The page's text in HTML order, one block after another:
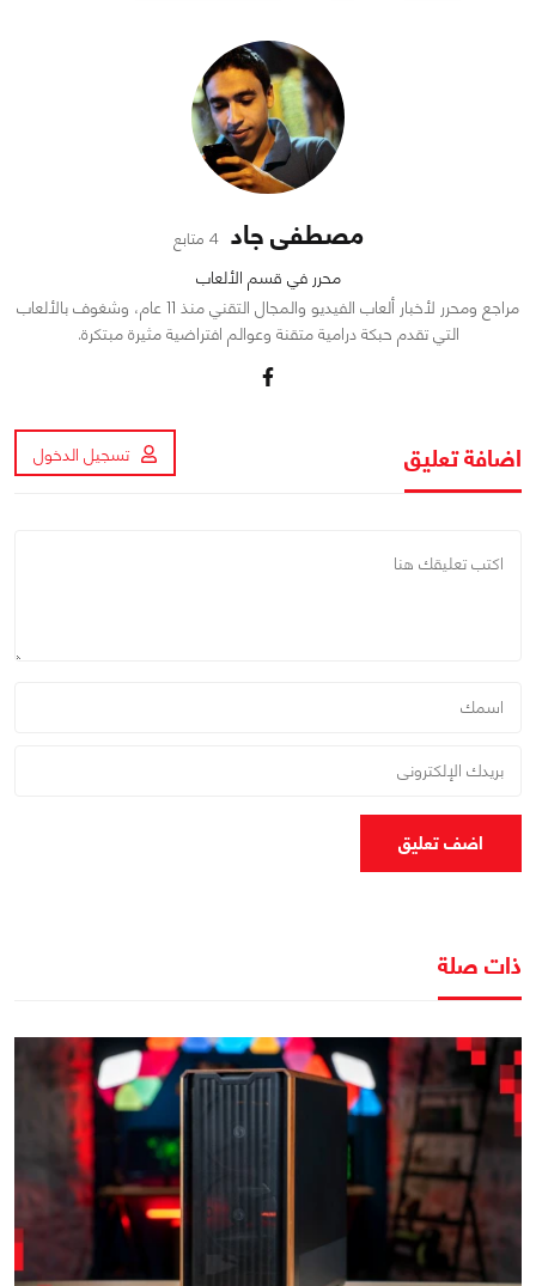
مصطفى جاد 4 متابع
محرر في قسم الألعاب
مراجع ومحرر لأخبار ألعاب الفيديو والمجال التقني منذ 11 عام، وشغوف بالألعاب
التي تقدم حبكة درامية متقنة وعوالم افتراضية مثيرة مبتكرة.
اضافة تعليق تسجيل الدخول
اضف تعليق
ذات صلة